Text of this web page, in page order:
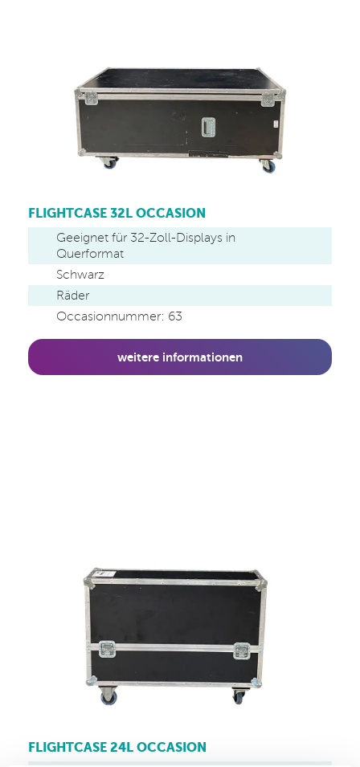
FLIGHTCASE 32L OCCASION
Geeignet für 32-Zoll-Displays in
Querformat
Schwarz
Räder
Occasionnummer: 63
weitere informationen
FLIGHTCASE 24L OCCASION